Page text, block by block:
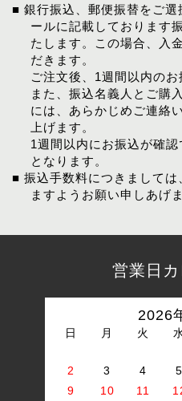
■ 銀行振込、郵便振替をご
ールに記載しております
たします。この場合、入
だきます。
ご注文後、1週間以内のお
また、振込名義人とご購
には、あらかじめご連絡
上げます。
1週間以内にお振込が確
となります。
■ 振込手数料につきまして
ますようお願い申しあげま
営業日
2026
日 月 火
2
3 4 5
9
10 11